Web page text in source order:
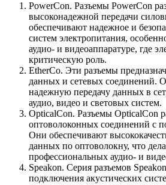
PowerCon. Разъемы PowerCon
высоконадежной передачи
обеспечивают надежное и
систем электропитания,
аудио- и видеоаппаратуре, где
критическую роль.
EtherCo. Эти разъемы
данных и сетевых соединений.
надежную передачу данных в
аудио, видео и световых систем.
OpticalCon. Разъемы OpticalCon
оптоволоконных соединений с
Они обеспечивают
данных по оптоволокну, что
профессиональных аудио- и
Speakon. Серия разъемов
подключения акустических